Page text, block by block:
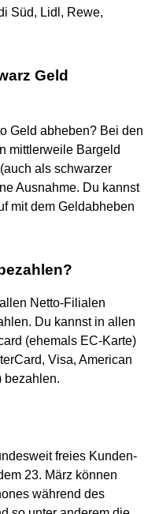
Süd, Lidl, Rewe,
Geld
Geld abheben? Bei den
mittlerweile Bargeld
als schwarzer
Ausnahme. Du kannst
mit dem Geldabheben
Netto-Filialen
Du kannst in allen
(ehemals EC-Karte)
Visa, American
bezahlen.
freies Kunden-
23. März können
während des